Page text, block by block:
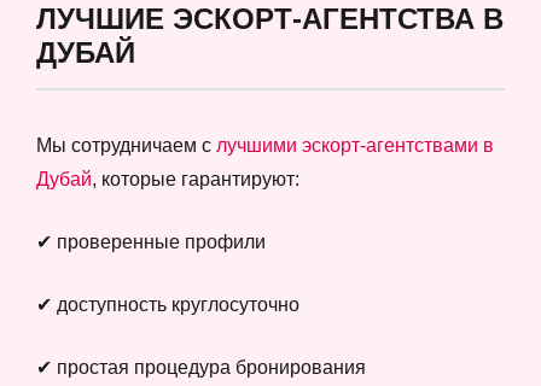
ЛУЧШИЕ ЭСКОРТ-АГЕНТСТВА В
ДУБАЙ
Мы сотрудничаем с лучшими эскорт-агентствами в
Дубай, которые гарантируют:
✔ проверенные профили
✔ доступность круглосуточно
✔ простая процедура бронирования